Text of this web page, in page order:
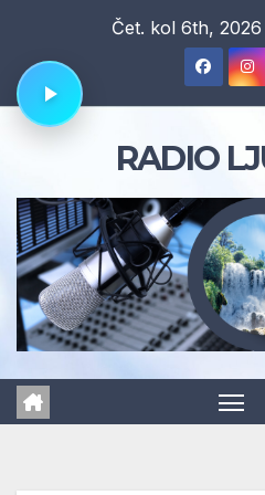
content
Čet. kol 6th, 2026
RADIO